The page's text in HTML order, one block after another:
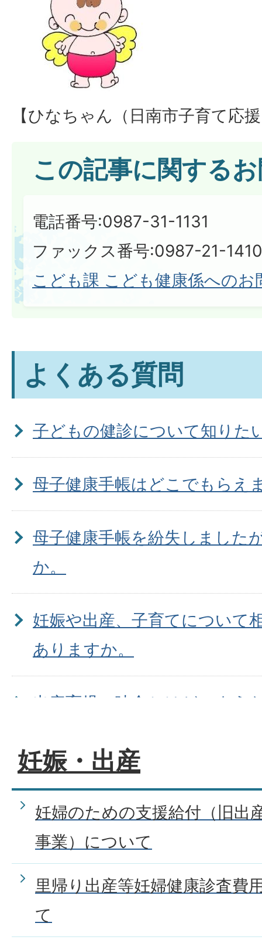
【ひなちゃん（日南市子育て応
この記事に関する
電話番号:0987-31-1131
ファックス番号:0987-21-1410​​​​​​​
こども課 こども健康係へのお
よくある質問
子どもの健診について知りた
母子健康手帳はどこでもらえ
母子健康手帳を紛失しました
か。
妊娠や出産、子育てについて
ありますか。
出産育児一時金とはどのよう
妊婦の健診について教えてく
母子の健診・検診について
子どもの予防接種について
医療助成（母子の健康）につ
妊娠・出産
妊婦のための支援給付（旧出
事業）について
里帰り出産等妊婦健康診査費
て